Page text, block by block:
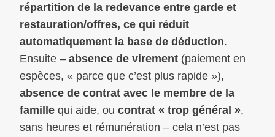
répartition de la redevance entre garde et
restauration/offres, ce qui réduit
automatiquement la base de déduction.
Ensuite – absence de virement (paiement en
espèces, « parce que c’est plus rapide »),
absence de contrat avec le membre de la
famille qui aide, ou contrat « trop général »,
sans heures et rémunération – cela n’est pas